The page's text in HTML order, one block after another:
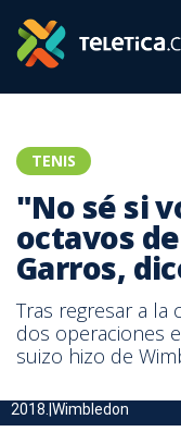
TENIS
"No sé si
octavos
Garros,
Tras regresar a la
dos operaciones
suizo hizo de
2018.|Wimbledon